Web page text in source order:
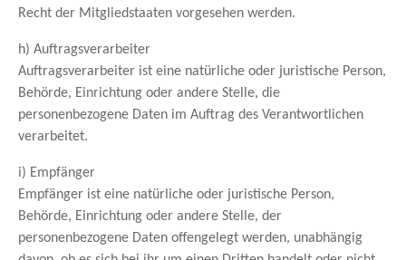
Recht der Mitgliedstaaten vorgesehen werden.
h) Auftragsverarbeiter
Auftragsverarbeiter ist eine natürliche oder juristische Person,
Behörde, Einrichtung oder andere Stelle, die
personenbezogene Daten im Auftrag des Verantwortlichen
verarbeitet.
i) Empfänger
Empfänger ist eine natürliche oder juristische Person,
Behörde, Einrichtung oder andere Stelle, der
personenbezogene Daten offengelegt werden, unabhängig